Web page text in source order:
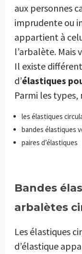
aux personnes
imprudente ou
appartient à
l’arbalète. Mais
Il existe
d’élastiques
Parmi les types,
les élastiques
bandes élastiques
paires d’élastiques
Bandes
arbalètes
Les élastiques
d’élastique